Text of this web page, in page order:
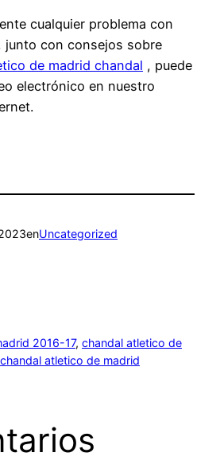
cualquier problema con
junto con consejos sobre
de madrid chandal , puede
electrónico en nuestro
enUncategorized
2016-17, chandal atletico de
atletico de madrid